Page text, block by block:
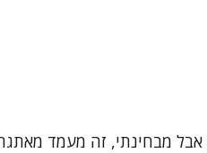
אבל מבחינתי, זה מעמד